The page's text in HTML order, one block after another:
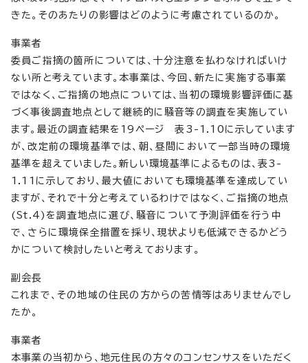
きた。そのあたりの影響はどのように考慮されているのか。
事業者
委員ご指摘の箇所については、十分注意を払わなければいけ
ない所と考えています。本事業は、今回、新たに実施する事業
ではなく、ご指摘の地点については、当初の環境影響評価に基
づく事後調査地点として継続的に騒音等の調査を実施してい
ます。最近の調査結果を19ページ 表3-1.10に示しています
が、改定前の環境基準では、朝、昼間において一部当時の環境
基準を超えていました。新しい環境基準によるものは、表3-
1.11に示しており、最大値においても環境基準を達成してい
ますが、それで十分と考えているわけではなく、ご指摘の地点
(St.4)を調査地点に選び、騒音について予測評価を行う中
で、さらに環境保全措置を採り、現状よりも低減できるかどう
かについて検討したいと考えております。
副会長
これまで、その地域の住民の方からの苦情等はありませんでし
たか。
事業者
本事業の当初から、地元住民の方々のコンセンサスをいただく